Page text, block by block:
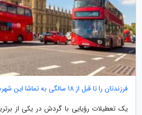
فرزندتان را تا قبل از 18 سالگی به تماشا این شهرها ببرید
یک تعطیلات رؤیایی با گردش در یکی از